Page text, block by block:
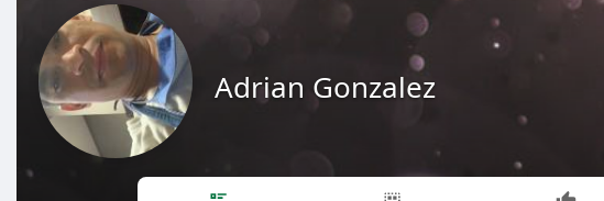
Adrian Gonzalez